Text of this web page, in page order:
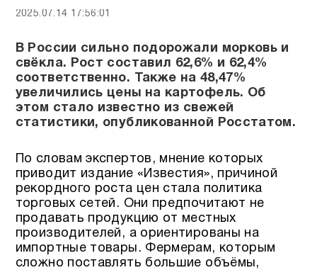
2025.07.14 17:56:01
В России сильно подорожали морковь и
свёкла. Рост составил 62,6% и 62,4%
соответственно. Также на 48,47%
увеличились цены на картофель. Об
этом стало известно из свежей
статистики, опубликованной Росстатом.
По словам экспертов, мнение которых
приводит издание «Известия», причиной
рекордного роста цен стала политика
торговых сетей. Они предпочитают не
продавать продукцию от местных
производителей, а ориентированы на
импортные товары. Фермерам, которым
сложно поставлять большие объёмы,